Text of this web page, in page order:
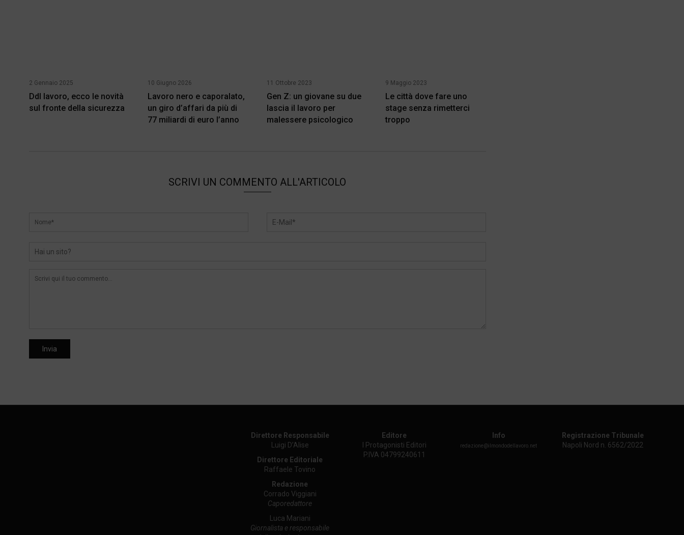
2 Gennaio 2025
Ddl lavoro, ecco le novità
sul fronte della sicurezza
10 Giugno 2026
Lavoro nero e caporalato,
un giro d’affari da più di
77 miliardi di euro l’anno
11 Ottobre 2023
Gen Z: un giovane su due
lascia il lavoro per
malessere psicologico
9 Maggio 2023
Le città dove fare uno
stage senza rimetterci
troppo
SCRIVI UN COMMENTO ALL'ARTICOLO
Direttore Responsabile
Luigi D’Alise
Direttore Editoriale
Raffaele Tovino
Redazione
Corrado Viggiani
Caporedattore
Luca Mariani
Giornalista e responsabile
Editore
I Protagonisti Editori
P.IVA 04799240611
Info
redazione@ilmondodellavoro.net
Registrazione Tribunale
Napoli Nord n. 6562/2022